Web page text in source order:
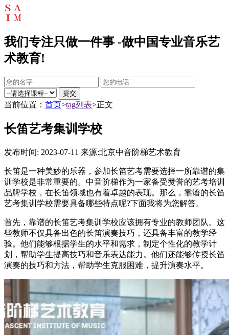
我们专注只做一件事 -做中国专业音乐艺
术教育!
提交
当前位置： 首页>tag列表>正文
长笛艺考集训学校
发布时间: 2023-07-11 来源:北京中音阶梯艺术教育
长笛是一种美妙的乐器，参加长笛艺考需要选择一所靠谱的集
训学校是非常重要的。中音阶梯作为一家备受赞誉的艺考培训
品牌学校，在长笛领域也有着卓越的表现。那么，靠谱的长笛
艺考集训学校需要具备哪些特点呢?下面我将为您解答。
首先，靠谱的长笛艺考集训学校应该拥有专业的教师团队。这
些教师不仅具备出色的长笛演奏技巧，还具备丰富的教学经
验。他们能够根据学生的水平和需求，制定个性化的教学计
划，帮助学生提高技巧和音乐表达能力。他们还能够传授长笛
演奏的技巧和方法，帮助学生克服困难，提升演奏水平。